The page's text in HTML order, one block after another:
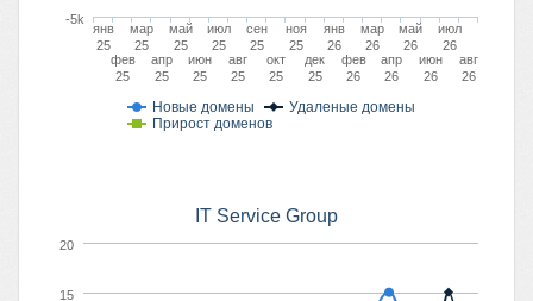
Новые домены
Удаленые домены
Прирост доменов
янв
25
фев
25
мар
25
апр
25
май
25
июн
25
июл
25
авг
25
сен
25
окт
25
ноя
25
дек
25
янв
26
фев
26
мар
26
апр
26
май
26
июн
26
июл
26
авг
26
-5k
IT Service Group
15
20